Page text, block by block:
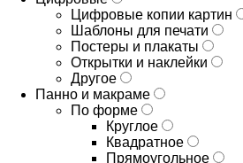
Цифровые копии картин
Шаблоны для печати
Постеры и плакаты
Открытки и наклейки
Другое
Панно и макраме
По форме
Круглое
Квадратное
Прямоугольное